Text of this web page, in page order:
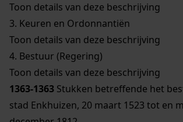
Toon details van deze beschrijving
3. Keuren en Ordonnantiën
Toon details van deze beschrijving
4. Bestuur (Regering)
Toon details van deze beschrijving
1363-1363 Stukken betreffende het
stad Enkhuizen, 20 maart 1523 tot en